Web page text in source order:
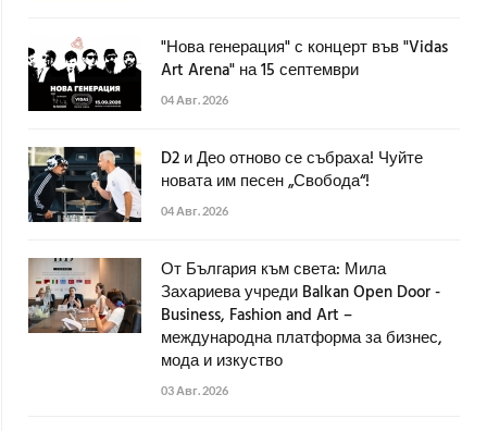
"Нова генерация" с концерт във "Vidas
Art Arena" на 15 септември
04 Авг. 2026
D2 и Део отново се събраха! Чуйте
новата им песен „Свобода“!
04 Авг. 2026
От България към света: Мила
Захариева учреди Balkan Open Door -
Business, Fashion and Art –
международна платформа за бизнес,
мода и изкуство
03 Авг. 2026